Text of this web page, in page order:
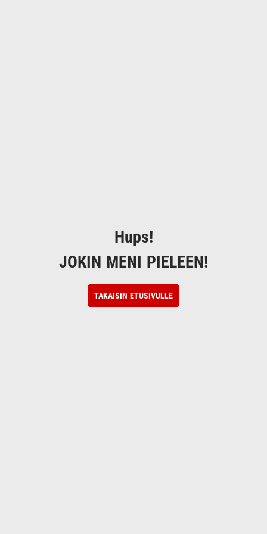
Hups!
JOKIN MENI PIELEEN!
TAKAISIN ETUSIVULLE